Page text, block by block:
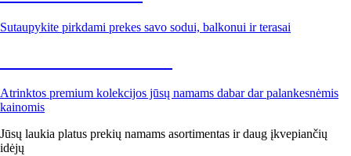
Sutaupykite pirkdami prekes savo sodui, balkonui ir terasai
Atrinktos premium kolekcijos jūsų namams dabar dar palankesnėmis
kainomis
Jūsų laukia platus prekių namams asortimentas ir daug įkvepiančių
idėjų